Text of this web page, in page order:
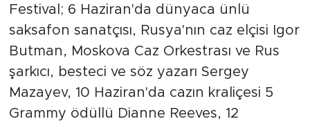
Festival; 6 Haziran'da dünyaca ünlü
saksafon sanatçısı, Rusya'nın caz elçisi Igor
Butman, Moskova Caz Orkestrası ve Rus
şarkıcı, besteci ve söz yazarı Sergey
Mazayev, 10 Haziran'da cazın kraliçesi 5
Grammy ödüllü Dianne Reeves, 12